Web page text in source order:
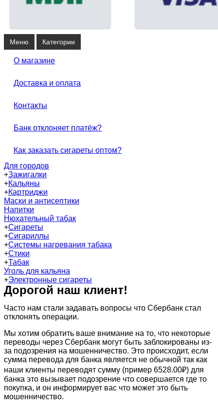
Меню Категории
О магазине
Доставка и оплата
Контакты
Банк отклоняет платёж?
Как заказать сигареты оптом?
Для городов
+Зажигалки
+Кальяны
+Картриджи
Маски и антисептики
Напитки
Нюхательный табак
+Сигареты
+Сигариллы
+Системы нагревания табака
+Стики
+Табак
Уголь для кальяна
+Электронные сигареты
Дорогой наш клиент!
Часто нам стали задавать вопросы что Сбербанк стал
отклонять операции.
Мы хотим обратить ваше внимание на то, что некоторые
переводы через Сбербанк могут быть заблокированы из-
за подозрения на мошенничество. Это происходит, если
сумма перевода для банка является не обычной так как
наши клиенты переводят сумму (пример 6528.00₽) для
банка это вызывает подозрение что совершается где то
покупка, и он информирует вас что может это быть
мошенничество.